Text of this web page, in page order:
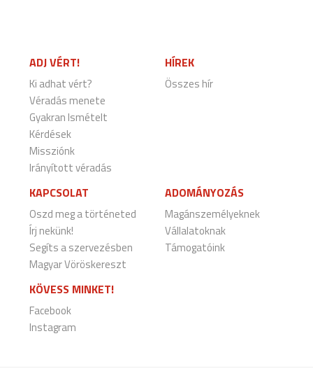
ADJ VÉRT!
Ki adhat vért?
Véradás menete
Gyakran Ismételt
Kérdések
Missziónk
Irányított véradás
HÍREK
Összes hír
KAPCSOLAT
Oszd meg a történeted
Írj nekünk!
Segíts a szervezésben
Magyar Vöröskereszt
ADOMÁNYOZÁS
Magánszemélyeknek
Vállalatoknak
Támogatóink
KÖVESS MINKET!
Facebook
Instagram